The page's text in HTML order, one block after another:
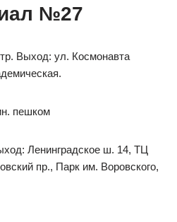
№27
Выход: ул. Космонавта
пешком
Ленинградское ш. 14, ТЦ
пр., Парк им. Воровского,